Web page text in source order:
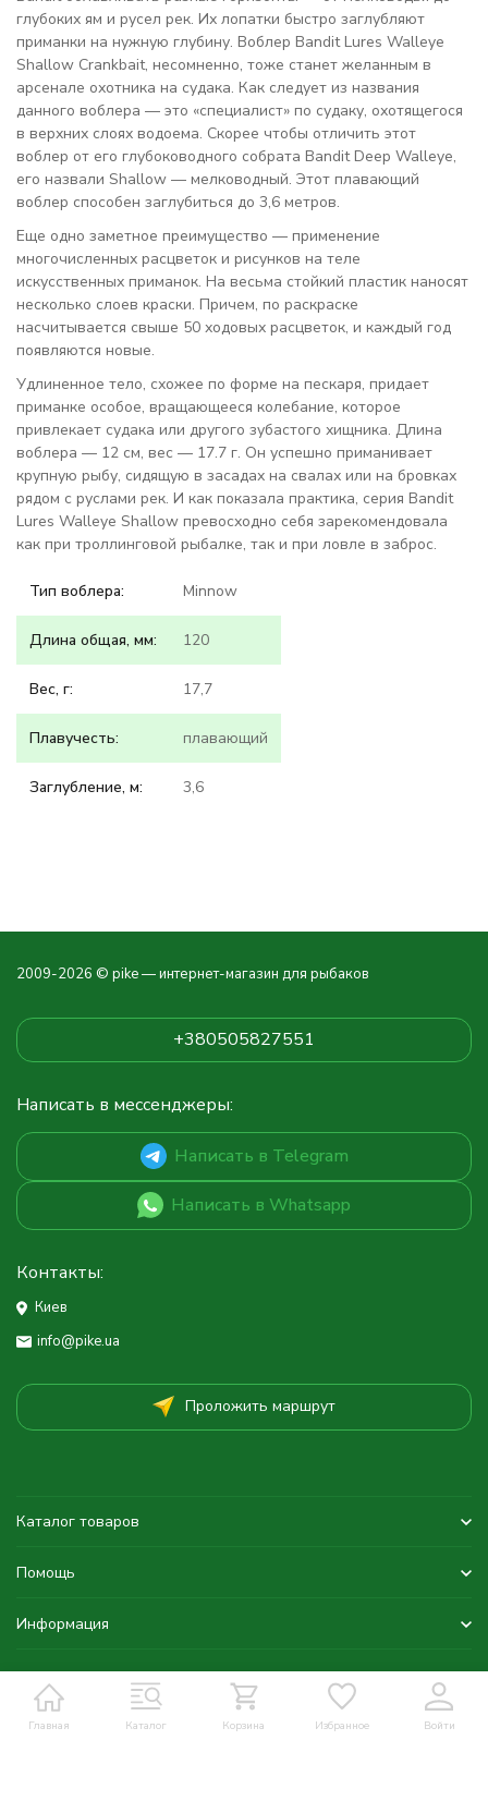
глубоких ям и русел рек. Их лопатки быстро заглубляют
приманки на нужную глубину. Воблер Bandit Lures Walleye
Shallow Crankbait, несомненно, тоже станет желанным в
арсенале охотника на судака. Как следует из названия
данного воблера — это «специалист» по судаку, охотящегося
в верхних слоях водоема. Скорее чтобы отличить этот
воблер от его глубоководного собрата Bandit Deep Walleye,
его назвали Shallow — мелководный. Этот плавающий
воблер способен заглубиться до 3,6 метров.
Еще одно заметное преимущество — применение
многочисленных расцветок и рисунков на теле
искусственных приманок. На весьма стойкий пластик наносят
несколько слоев краски. Причем, по раскраске
насчитывается свыше 50 ходовых расцветок, и каждый год
появляются новые.
Удлиненное тело, схожее по форме на пескаря, придает
приманке особое, вращающееся колебание, которое
привлекает судака или другого зубастого хищника. Длина
воблера — 12 см, вес — 17.7 г. Он успешно приманивает
крупную рыбу, сидящую в засадах на свалах или на бровках
рядом с руслами рек. И как показала практика, серия Bandit
Lures Walleye Shallow превосходно себя зарекомендовала
как при троллинговой рыбалке, так и при ловле в заброс.
Тип воблера: Minnow
Длина общая, мм: 120
Вес, г: 17,7
Плавучесть: плавающий
Заглубление, м: 3,6
Главная Каталог Корзина Избранное Войти
2009-2026 © pike — интернет-магазин для рыбаков
+380505827551
Написать в мессенджеры:
Написать в Telegram
Написать в Whatsapp
Контакты:
Киев
info@pike.ua
Проложить маршрут
Каталог товаров
Помощь
Информация